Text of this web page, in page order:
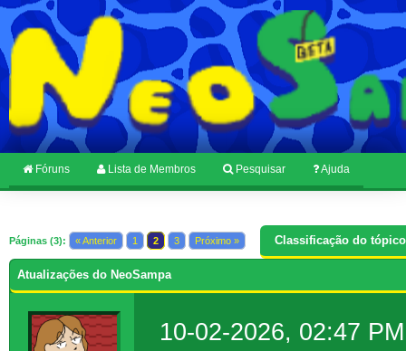
Fóruns Lista de Membros Pesquisar Ajuda
Páginas (3): « Anterior 1 2 3 Próximo » Classificação do
Atualizações do NeoSampa
10-02-2026, 02:47 PM